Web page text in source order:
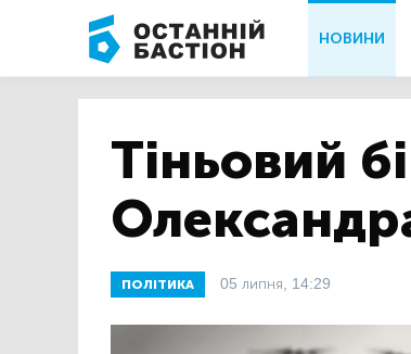
НОВИНИ
Тіньовий
ПОЛІТИКА 05 липня, 14:29